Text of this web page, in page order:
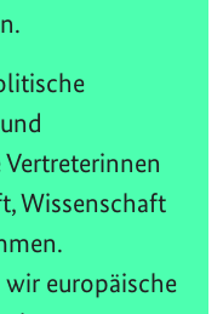
Wissenschaft
europäische